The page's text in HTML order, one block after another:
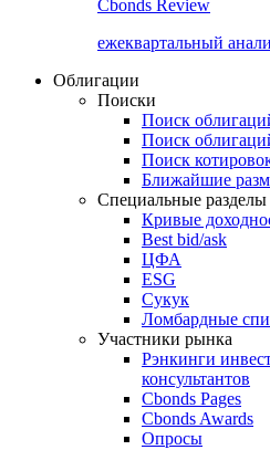
Cbonds Review
ежеквартальный
Облигации
Поиски
Поиск
Поиск
Поиск
Ближайшие
Специальные разделы
Кривые
Best bid/ask
ЦФА
ESG
Сукук
Ломбардные
Участники рынка
Рэнкинги
консультантов
Cbonds Pages
Cbonds Awards
Опросы